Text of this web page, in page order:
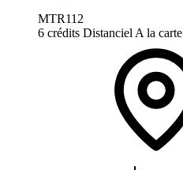
MTR112
6 crédits Distanciel A la carte